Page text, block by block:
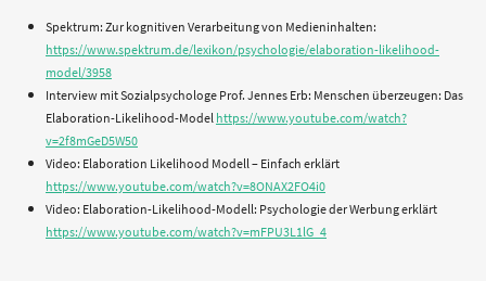
Spektrum: Zur kognitiven Verarbeitung von Medieninhalten:
https://www.spektrum.de/lexikon/psychologie/elaboration-likelihood-
model/3958
Interview mit Sozialpsychologe Prof. Jennes Erb: Menschen überzeugen: Das
Elaboration-Likelihood-Model https://www.youtube.com/watch?
v=2f8mGeD5W50
Video: Elaboration Likelihood Modell – Einfach erklärt
https://www.youtube.com/watch?v=8ONAX2FO4i0
Video: Elaboration-Likelihood-Modell: Psychologie der Werbung erklärt
https://www.youtube.com/watch?v=mFPU3L1lG_4